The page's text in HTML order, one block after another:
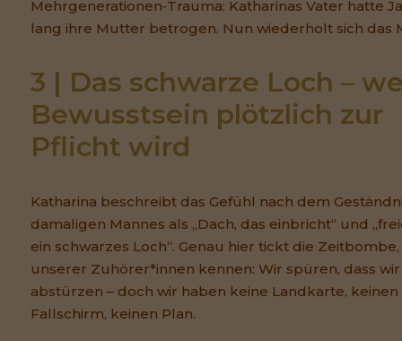
Mehrgenerationen‑Trauma: Katharinas Vater hatte
lang ihre Mutter betrogen. Nun wiederholt sich das
3 | Das schwarze Loch –
Bewusstsein plötzlich zur
Pflicht wird
Katharina beschreibt das Gefühl nach dem
damaligen Mannes als „Dach, das einbricht“ und
ein schwarzes Loch“. Genau hier tickt die
unserer Zuhörer*innen kennen: Wir spüren, dass wir
abstürzen – doch wir haben keine Landkarte, keinen
Fallschirm, keinen Plan.